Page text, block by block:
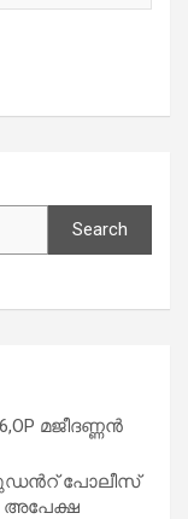
Search
മജീദണ്ണൻ
പോലീസ്
അപേക്ഷ